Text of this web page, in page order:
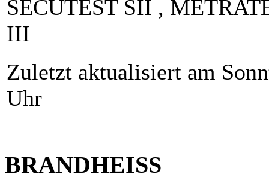
SECUTEST SII ,
III
Zuletzt aktualisiert am
Uhr
BRANDHEISS